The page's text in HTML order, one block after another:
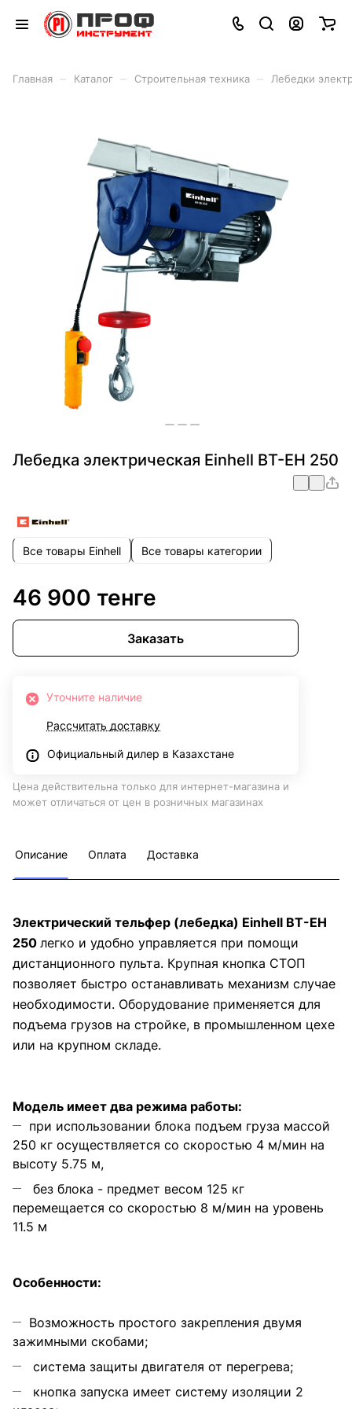
Главная Каталог Строительная техника Лебедки
Лебедка электрическая Einhell BT-EH 250
Все товары Einhell Все товары категории
46 900 тенге
Заказать
Уточните наличие
Рассчитать доставку
Официальный дилер в Казахстане
Цена действительна только для интернет-магазина и
может отличаться от цен в розничных магазинах
Описание Оплата Доставка
Электрический тельфер (лебедка) Einhell BT-EH
250 легко и удобно управляется при помощи
дистанционного пульта. Крупная кнопка СТОП
позволяет быстро останавливать механизм случае
необходимости. Оборудование применяется для
подъема грузов на стройке, в промышленном цехе
или на крупном складе.
Модель имеет два режима работы:
при использовании блока подъем груза массой
250 кг осуществляется со скоростью 4 м/мин на
высоту 5.75 м,
без блока - предмет весом 125 кг
перемещается со скоростью 8 м/мин на уровень
11.5 м
Особенности:
Возможность простого закрепления двумя
зажимными скобами;
система защиты двигателя от перегрева;
кнопка запуска имеет систему изоляции 2